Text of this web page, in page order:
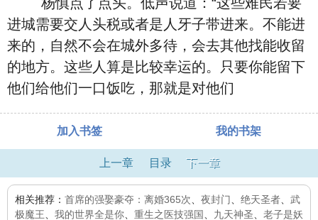
进城需要交人头税或者是人牙子带进来。不能进
来的，自然不会在城外多待，会去其他找能收留
的地方。这些人算是比较幸运的。只要你能留下
他们给他们一口饭吃，那就是对他们
加入书签 我的书架
上一章 目录 下一章
相关推荐： 首席的强娶豪夺：离婚365次 夜封门 绝天圣者
武
极魔王
我的世界全是你 重生之医技强国 九天神圣 老子是妖